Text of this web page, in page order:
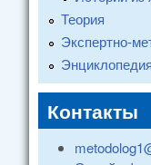
Теория
Экспертно-
Энциклопедия
Контакты